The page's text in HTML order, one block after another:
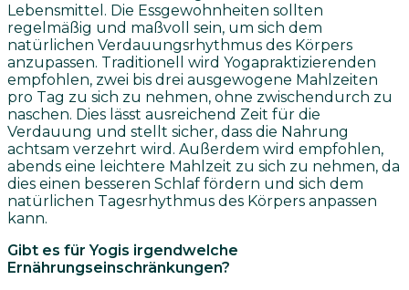
Lebensmittel. Die Essgewohnheiten sollten
regelmäßig und maßvoll sein, um sich dem
natürlichen Verdauungsrhythmus des Körpers
anzupassen. Traditionell wird Yogapraktizierenden
empfohlen, zwei bis drei ausgewogene Mahlzeiten
pro Tag zu sich zu nehmen, ohne zwischendurch zu
naschen. Dies lässt ausreichend Zeit für die
Verdauung und stellt sicher, dass die Nahrung
achtsam verzehrt wird. Außerdem wird empfohlen,
abends eine leichtere Mahlzeit zu sich zu nehmen, da
dies einen besseren Schlaf fördern und sich dem
natürlichen Tagesrhythmus des Körpers anpassen
kann.
Gibt es für Yogis irgendwelche
Ernährungseinschränkungen?